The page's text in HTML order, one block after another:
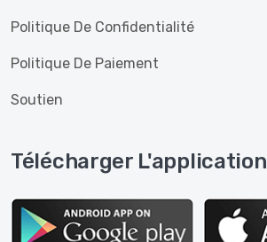
Politique De Confidentialité
Politique De Paiement
Soutien
Télécharger L'application